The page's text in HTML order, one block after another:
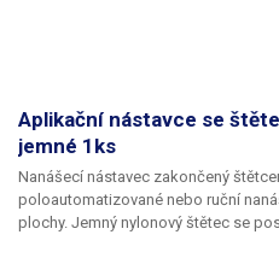
Aplikační nástavce se
jemné 1ks
Nanášecí nástavec zakončený
poloautomatizované nebo ruční
plochy. Jemný nylonový štětec se